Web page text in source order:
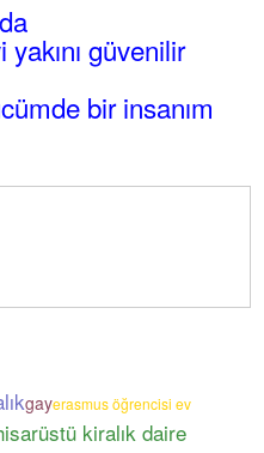
güvenilir
bir insanım
gayerasmus öğrencisi ev
kiralık daire